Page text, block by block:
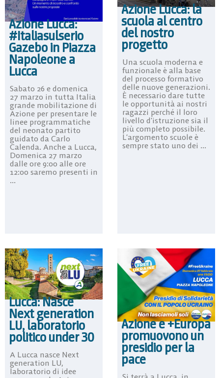
Azione Lucca:
#Italiasulserio
Gazebo in Piazza
Napoleone a
Lucca
Sabato 26 e domenica
27 marzo in tutta Italia
grande mobilitazione di
Azione per presentare le
linee programmatiche
del neonato partito
guidato da Carlo
Calenda. Anche a Lucca,
Domenica 27 marzo
dalle ore 9:00 alle ore
12:00 saremo presenti in
...
Azione Lucca: la
scuola al centro
del nostro
progetto
Una scuola moderna e
funzionale è alla base
del processo formativo
delle nuove generazioni.
È necessario dare tutte
le opportunità ai nostri
ragazzi perché il loro
livello d’istruzione sia il
più completo possibile.
L’argomento scuole è
sempre stato uno dei ...
Lucca: Nasce
Next generation
LU, laboratorio
politico under 30
A Lucca nasce Next
generation LU,
laboratorio di idee
Azione e +Europa
promuovono un
presidio per la
pace